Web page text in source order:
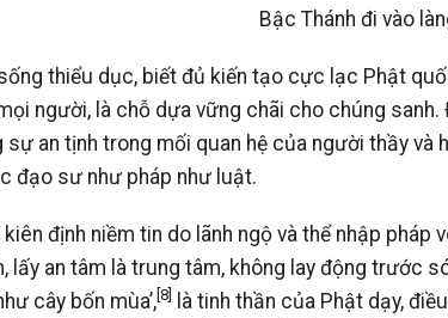
Bậc Thánh đi vào
thiểu dục, biết đủ kiến tạo cực lạc Phật
người, là chỗ dựa vững chãi cho chúng
sự an tịnh trong mối quan hệ của người thầy và
đạo sư như pháp như luật.
kiên định niềm tin do lãnh ngộ và thể nhập pháp
lấy an tâm là trung tâm, không lay động trước
cây bốn mùa’, [8]
là tinh thần của Phật dạy,